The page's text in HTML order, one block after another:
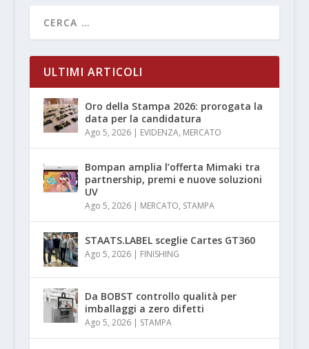
ULTIMI ARTICOLI
Oro della Stampa 2026: prorogata la
data per la candidatura
Ago 5, 2026| EVIDENZA, MERCATO
Bompan amplia l’offerta Mimaki tra
partnership, premi e nuove soluzioni
UV
Ago 5, 2026| MERCATO, STAMPA
STAATS.LABEL sceglie Cartes GT360
Ago 5, 2026| FINISHING
Da BOBST controllo qualità per
imballaggi a zero difetti
Ago 5, 2026| STAMPA